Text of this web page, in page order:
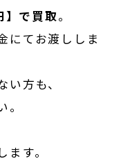
】で買取。
にてお渡ししま
い方も、
。
ます。